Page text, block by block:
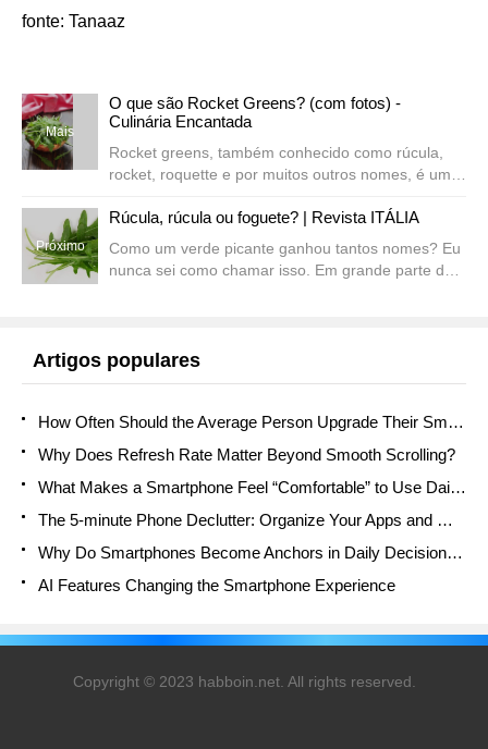
fonte: Tanaaz
Mais
recentes
O que são Rocket Greens? (com fotos) -
Culinária Encantada
Rocket greens, também conhecido como rúcula,
rocket, roquette e por muitos outros nomes, é um
década de 1990 nos Estados Unidos,
especialmente em cozinhas como a Califórnia ...
Próximo
Rúcula, rúcula ou foguete? | Revista ITÁLIA
Como um verde picante ganhou tantos nomes? Eu
nunca sei como chamar isso. Em grande parte da
Artigos populares
How Often Should the Average Person Upgrade Their Smartphone?
Why Does Refresh Rate Matter Beyond Smooth Scrolling?
What Makes a Smartphone Feel “Comfortable” to Use Daily?
The 5-minute Phone Declutter: Organize Your Apps and Mind
Why Do Smartphones Become Anchors in Daily Decision Flow?
AI Features Changing the Smartphone Experience
Copyright © 2023 habboin.net. All rights reserved.